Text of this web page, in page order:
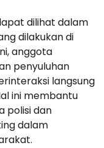
dilihat dalam
dilakukan di
anggota
penyuluhan
langsung
ini membantu
polisi dan
dalam